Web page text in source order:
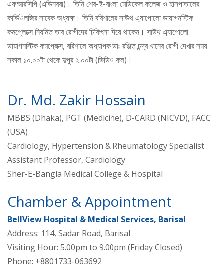
এফআরসিপি (এডিনবরা)। তিনি শের-ই-বাংলা মেডিকেল কলেজ ও হাসপাতালের
কার্ডিওলজির সাবেক অধ্যক্ষ। তিনি বরিশালের সাউথ এ্যাপোলো ডায়াগনস্টিক
কমপ্লেক্সে নিয়মিত তার রোগীদের চিকিৎসা দিয়ে থাকেন। সাউথ এ্যাপোলো
ডায়াগনস্টিক কমপ্লেক্স, বরিশালে অধ্যাপক ডাঃ রঞ্জিত চন্দ্র খানের রোগী দেখার সময়
সকাল ১০.০০টা থেকে দুপুর ২.০০টা (ভিডিও কল)।
Dr. Md. Zakir Hossain
MBBS (Dhaka), PGT (Medicine), D-CARD (NICVD), FACC
(USA)
Cardiology, Hypertension & Rheumatology Specialist
Assistant Professor, Cardiology
Sher-E-Bangla Medical College & Hospital
Chamber & Appointment
BellView Hospital & Medical Services, Barisal
Address: 114, Sadar Road, Barisal
Visiting Hour: 5.00pm to 9.00pm (Friday Closed)
Phone: +8801733-063692